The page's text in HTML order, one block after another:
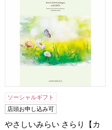
ソーシャルギフト
店頭お申し込み可
やさしいみらい さらり【カ